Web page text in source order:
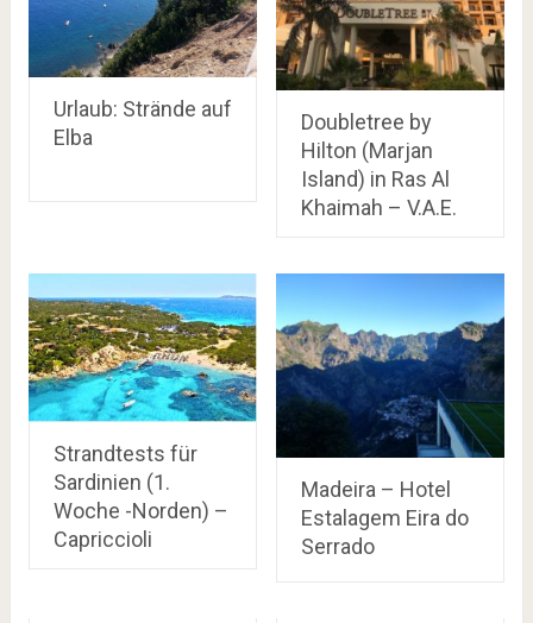
Urlaub: Strände auf
Elba
Doubletree by
Hilton (Marjan
Island) in Ras Al
Khaimah – V.A.E.
Strandtests für
Sardinien (1.
Woche -Norden) –
Capriccioli
Madeira – Hotel
Estalagem Eira do
Serrado